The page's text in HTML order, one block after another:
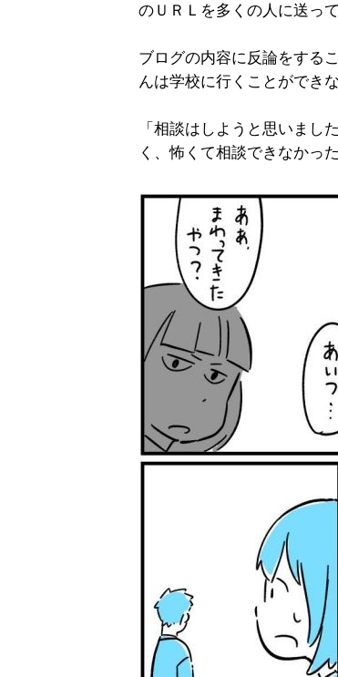
のＵＲＬを多くの人に送っ
ブログの内容に反論をする
んは学校に行くことができ
「相談はしようと思いまし
く、怖くて相談できなかっ